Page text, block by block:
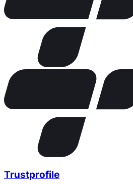
Trustprofile